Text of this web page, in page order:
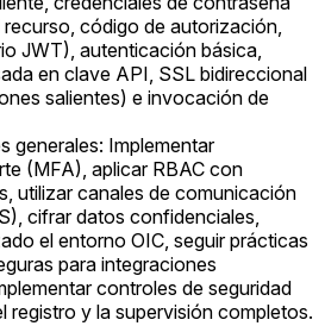
código de autorización,
JWT), autenticación básica,
en clave API, SSL bidireccional
salientes) e invocación de
generales: Implementar
(MFA), aplicar RBAC con
utilizar canales de comunicación
cifrar datos confidenciales,
el entorno OIC, seguir prácticas
para integraciones
controles de seguridad
registro y la supervisión completos.